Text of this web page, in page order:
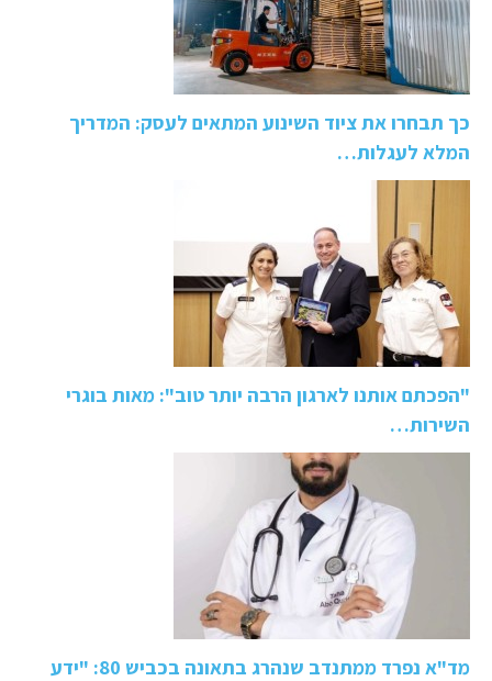
כך תבחרו את ציוד השינוע המתאים לעסק: המדריך
המלא לעגלות…
"הפכתם אותנו לארגון הרבה יותר טוב": מאות בוגרי
השירות…
מד"א נפרד ממתנדב שנהרג בתאונה בכביש 80: "ידע